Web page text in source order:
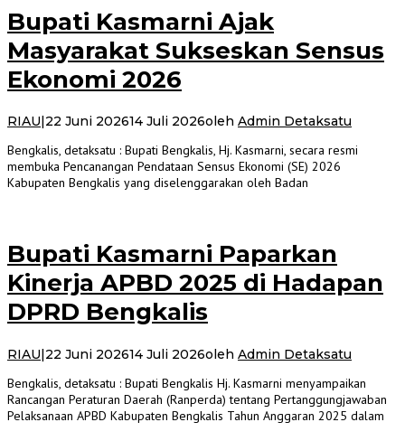
Bupati Kasmarni Ajak
Masyarakat Sukseskan Sensus
Ekonomi 2026
RIAU 22 Juni 202614 Juli 2026oleh Admin Detaksatu
Bengkalis, detaksatu : Bupati Bengkalis, Hj. Kasmarni, secara resmi
membuka Pencanangan Pendataan Sensus Ekonomi (SE) 2026
Kabupaten Bengkalis yang diselenggarakan oleh Badan
Bupati Kasmarni Paparkan
Kinerja APBD 2025 di Hadapan
DPRD Bengkalis
RIAU|22 Juni 202614 Juli 2026oleh Admin Detaksatu
Bengkalis, detaksatu : Bupati Bengkalis Hj. Kasmarni menyampaikan
Rancangan Peraturan Daerah (Ranperda) tentang Pertanggungjawaban
Pelaksanaan APBD Kabupaten Bengkalis Tahun Anggaran 2025 dalam